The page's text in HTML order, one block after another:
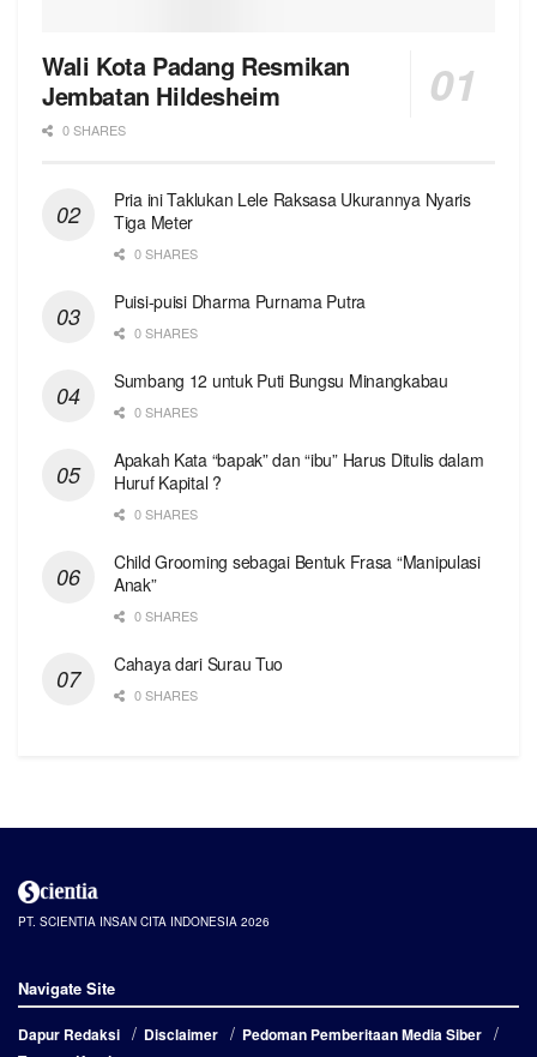
Wali Kota Padang Resmikan
Jembatan Hildesheim
0 SHARES
Pria ini Taklukan Lele Raksasa Ukurannya Nyaris
Tiga Meter
0 SHARES
Puisi-puisi Dharma Purnama Putra
0 SHARES
Sumbang 12 untuk Puti Bungsu Minangkabau
0 SHARES
Apakah Kata “bapak” dan “ibu” Harus Ditulis dalam
Huruf Kapital ?
0 SHARES
Child Grooming sebagai Bentuk Frasa “Manipulasi
Anak”
0 SHARES
Cahaya dari Surau Tuo
0 SHARES
PT. SCIENTIA INSAN CITA INDONESIA 2026
Navigate Site
Dapur Redaksi Disclaimer
Pedoman Pemberitaan Media Siber